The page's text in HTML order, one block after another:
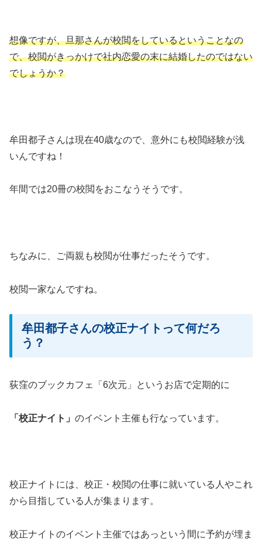
想像ですが、旦那さんが校閲をしているということなの
で、校閲がきっかけで社内恋愛の末に結婚したのではない
でしょうか？
牟田都子さんは現在40歳なので、意外にも校閲経験が浅
いんですね！
年間では20冊の校閲をおこなうそうです。
ちなみに、ご両親も校閲が仕事だったそうです。
校閲一家なんですね。
牟田都子さんの校正ナイトって何だろ
う？
荻窪のブックカフェ「6次元」というお店で定期的に
「校正ナイト」 のイベント主催も行なっています。
校正ナイトには、校正・校閲の仕事に就いている人やこれ
から目指している人が集まります。
校正ナイトのイベント主催ではあっという間に予約が埋ま